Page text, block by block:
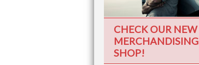
CHECK OUR NEW
MERCHANDISING
SHOP!